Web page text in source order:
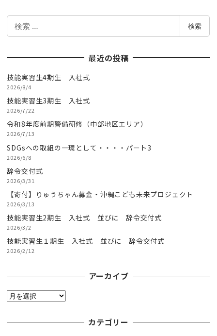
索
検索
最近の投稿
技能実習生4期生 入社式
2026/8/4
技能実習生3期生 入社式
2026/7/22
令和8年度前期警備研修（中部地区エリア）
2026/7/13
SDGsへの取組の一環として・・・・パート3
2026/6/8
辞令交付式
2026/3/31
【寄付】りゅうちゃん募金・沖縄こども未来プロジェクト
2026/3/13
技能実習生2期生 入社式 並びに 辞令交付式
2026/3/2
技能実習生１期生 入社式 並びに 辞令交付式
2026/2/12
アーカイブ
ア
カテゴリー